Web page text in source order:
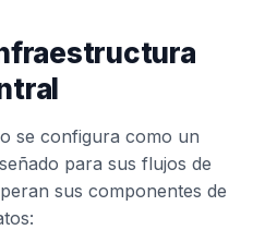
se configura como un
para sus flujos de
sus componentes de